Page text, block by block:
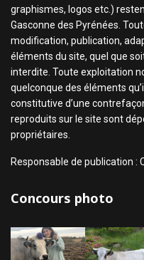
graphismes, logos etc.)
Gasconne des Pyrénées.
modification, publication,
éléments du site, quel que
interdite. Toute exploitation
quelconque des éléments
constitutive d’une
reproduits sur le site sont
propriétaires.
Responsable de publication :
Concours photo